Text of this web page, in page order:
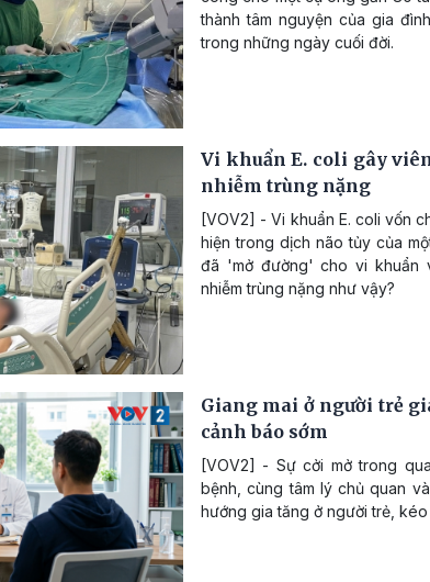
thành tâm nguyện của gia
trong những ngày cuối đời.
Vi khuẩn E. coli gây
nhiễm trùng nặng
[VOV2] - Vi khuẩn E. coli vốn
hiện trong dịch não tủy của
đã 'mở đường' cho vi khuẩn
nhiễm trùng nặng như vậy?
Giang mai ở người trẻ
cảnh báo sớm
[VOV2] - Sự cởi mở trong
bệnh, cùng tâm lý chủ quan
hướng gia tăng ở người trẻ,